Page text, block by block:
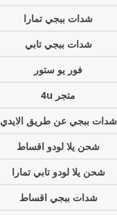
شدات ببجي تمارا
شدات ببجي تابي
فور يو ستور
متجر 4u
شدات ببجي عن طريق الايدي
شحن يلا لودو اقساط
شحن يلا لودو تابي تمارا
شدات ببجي اقساط